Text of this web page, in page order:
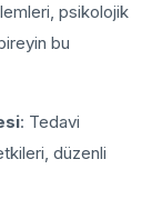
psikolojik
bu
: Tedavi
düzenli